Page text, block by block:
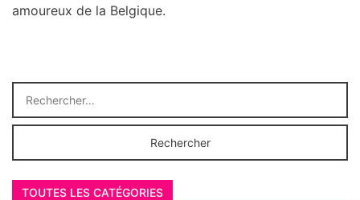
amoureux de la Belgique.
TOUTES LES CATÉGORIES